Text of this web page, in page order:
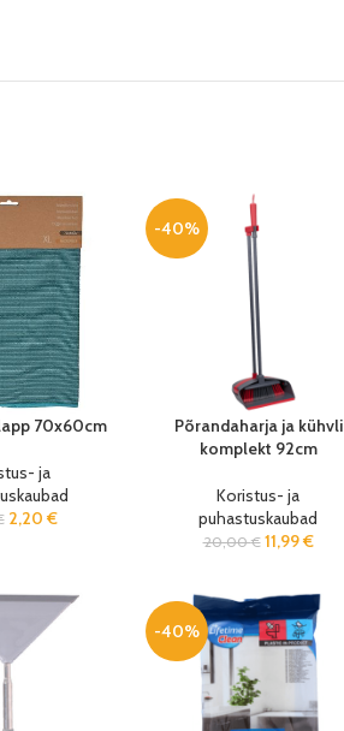
70x60cm
ja
2,20 €
-40%
Põrandaharja ja kühvli
komplekt 92cm
Koristus- ja
puhastuskaubad
20,00€ 11,99€
-40%